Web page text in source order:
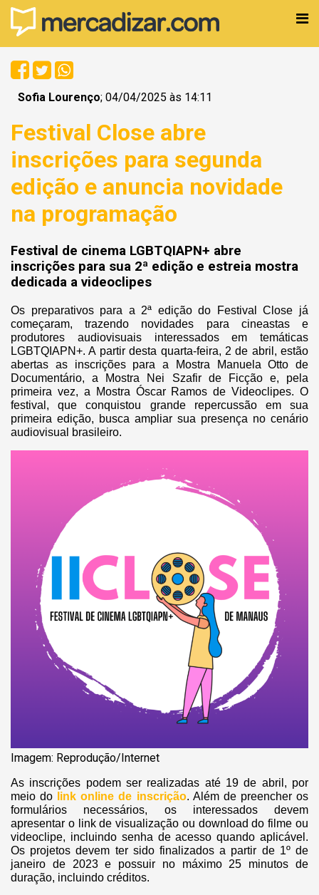
Sofia Lourenço; 04/04/2025 às 14:11
Festival Close abre
inscrições para segunda
edição e anuncia novidade
na programação
Festival de cinema LGBTQIAPN+ abre
inscrições para sua 2ª edição e estreia mostra
dedicada a videoclipes
Os preparativos para a 2ª edição do Festival Close já
começaram, trazendo novidades para cineastas e
produtores audiovisuais interessados em temáticas
LGBTQIAPN+. A partir desta quarta-feira, 2 de abril, estão
abertas as inscrições para a Mostra Manuela Otto de
Documentário, a Mostra Nei Szafir de Ficção e, pela
primeira vez, a Mostra Óscar Ramos de Videoclipes. O
festival, que conquistou grande repercussão em sua
primeira edição, busca ampliar sua presença no cenário
audiovisual brasileiro.
Imagem: Reprodução/Internet
As inscrições podem ser realizadas até 19 de abril, por
meio do
link online de inscrição. Além de preencher os
formulários necessários, os interessados devem
apresentar o link de visualização ou download do filme ou
videoclipe, incluindo senha de acesso quando aplicável.
Os projetos devem ter sido finalizados a partir de 1º de
janeiro de 2023 e possuir no máximo 25 minutos de
duração, incluindo créditos.